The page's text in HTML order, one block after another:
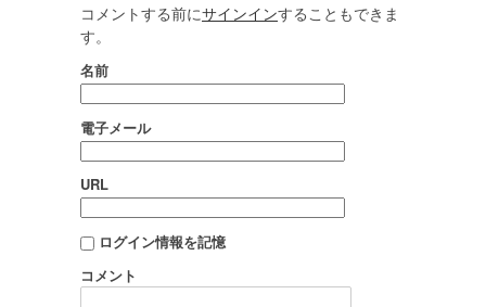
コメントする前にサインインすることもできま
す。
名前
電子メール
URL
ログイン情報を記憶
コメント